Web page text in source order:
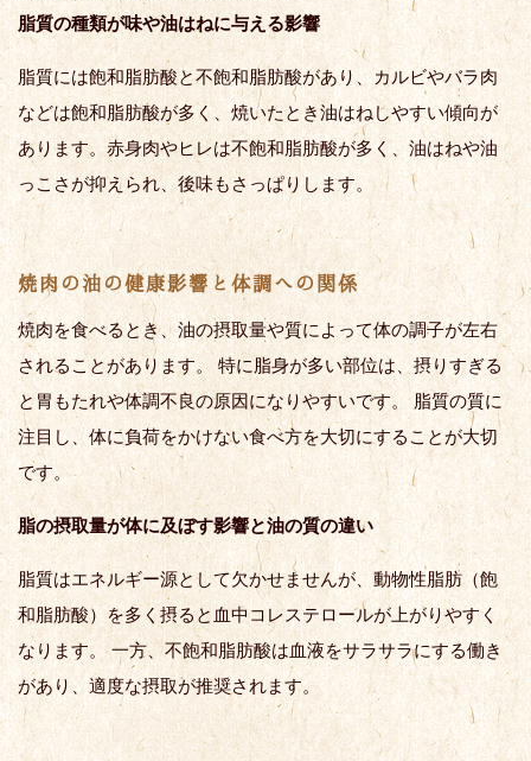
脂質の種類が味や油はねに与える影響
脂質には飽和脂肪酸と不飽和脂肪酸があり、カルビやバラ肉
などは飽和脂肪酸が多く、焼いたとき油はねしやすい傾向が
あります。赤身肉やヒレは不飽和脂肪酸が多く、油はねや油
っこさが抑えられ、後味もさっぱりします。
焼肉の油の健康影響と体調への関係
焼肉を食べるとき、油の摂取量や質によって体の調子が左右
されることがあります。 特に脂身が多い部位は、摂りすぎる
と胃もたれや体調不良の原因になりやすいです。 脂質の質に
注目し、体に負荷をかけない食べ方を大切にすることが大切
です。
脂の摂取量が体に及ぼす影響と油の質の違い
脂質はエネルギー源として欠かせませんが、動物性脂肪（飽
和脂肪酸）を多く摂ると血中コレステロールが上がりやすく
なります。 一方、不飽和脂肪酸は血液をサラサラにする働き
があり、適度な摂取が推奨されます。